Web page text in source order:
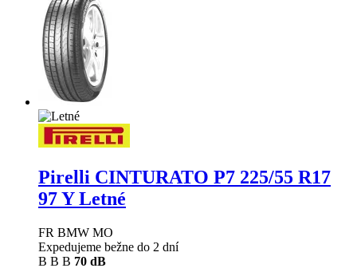
Pirelli CINTURATO P7 225/55 R17
97 Y Letné
FR BMW MO
Expedujeme bežne do 2 dní
B B B 70 dB